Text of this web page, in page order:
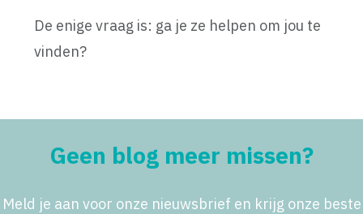
De enige vraag is: ga je ze helpen om jou te
vinden?
Geen blog meer missen?
Meld je aan voor onze nieuwsbrief en krijg onze beste